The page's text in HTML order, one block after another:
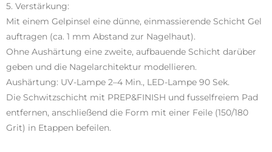
5. Verstärkung:
Mit einem Gelpinsel eine dünne, einmassierende Schicht Gel
auftragen (ca. 1 mm Abstand zur Nagelhaut).
Ohne Aushärtung eine zweite, aufbauende Schicht darüber
geben und die Nagelarchitektur modellieren.
Aushärtung: UV-Lampe 2–4 Min., LED-Lampe 90 Sek.
Die Schwitzschicht mit PREP&FINISH und fusselfreiem Pad
entfernen, anschließend die Form mit einer Feile (150/180
Grit) in Etappen befeilen.